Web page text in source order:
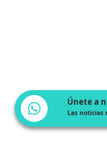
Únete a
Las noticias